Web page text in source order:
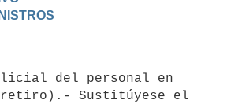
Sustitúyese el